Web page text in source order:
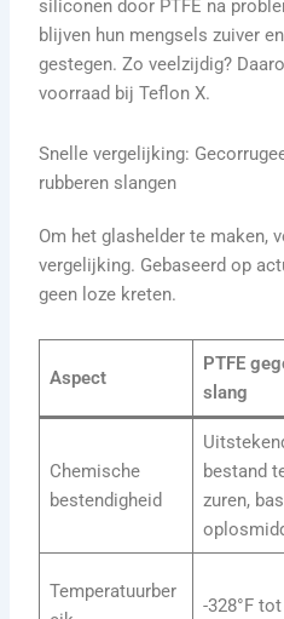
siliconen door PTFE na
blijven hun mengsels zuiver
gestegen. Zo veelzijdig?
voorraad bij Teflon X.
Snelle vergelijking:
rubberen slangen
Om het glashelder te maken,
vergelijking. Gebaseerd op
geen loze kreten.
Aspect
PTFE
slang
Chemische
bestendigheid
bestand
zuren,
Temperatuurber
-328°F